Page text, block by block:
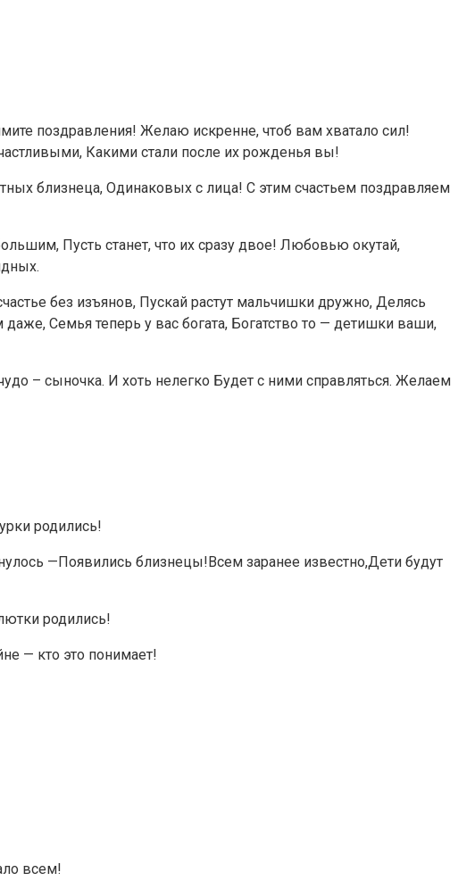
поздравления! Желаю искренне, чтоб вам хватало сил!
Какими стали после их рожденья вы!
близнеца, Одинаковых с лица! С этим счастьем поздравляем
Пусть станет, что их сразу двое! Любовью окутай,
без изъянов, Пускай растут мальчишки дружно, Делясь
Семья теперь у вас богата, Богатство то — детишки ваши,
– сыночка. И хоть нелегко Будет с ними справляться. Желаем
родились!
—Появились близнецы!Всем заранее известно,Дети будут
родились!
— кто это понимает!
всем!